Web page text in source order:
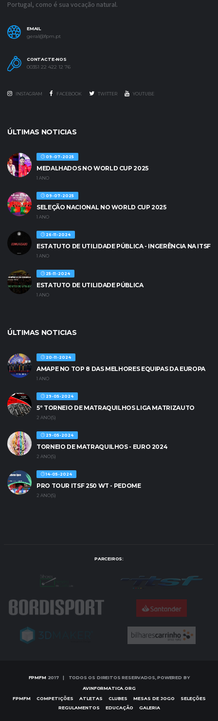
Portugal, como é sua vocação natural.
EMAIL
geral@fpm.pt
CONTACTE-NOS
00351 22 422 12 76
INSTAGRAM FACEBOOK TWITTER YOUTUBE
ÚLTIMAS NOTICIAS
09-07-2025
MEDALHADOS NO WORLD CUP 2025
1 ANO
09-07-2025
SELEÇÃO NACIONAL NO WORLD CUP 2025
1 ANO
26-11-2024
ESTATUTO DE UTILIDADE PÚBLICA - INGERÊNCIA NA ITSF
1 ANO
25-11-2024
ESTATUTO DE UTILIDADE PÚBLICA
1 ANO
ÚLTIMAS NOTICIAS
20-11-2024
AMAPE NO TOP 8 DAS MELHORES EQUIPAS DA EUROPA
1 ANO
29-05-2024
5º TORNEIO DE MATRAQUILHOS LIGA MATRIZAUTO
2 ANO(S)
29-05-2024
TORNEIO DE MATRAQUILHOS - EURO 2024
2 ANO(S)
14-05-2024
PRO TOUR ITSF 250 WT - PEDOME
2 ANO(S)
PARCEIROS:
FPMFM2017 | TODOS OS DIREITOS RESERVADOS, POWERED BY
AVINFORMATICA.ORG
FPMFM
COMPETIÇÕES ATLETAS CLUBES MESAS DE JOGO
SELEÇÕES
REGULAMENTOS
EDUCAÇÃO GALERIA